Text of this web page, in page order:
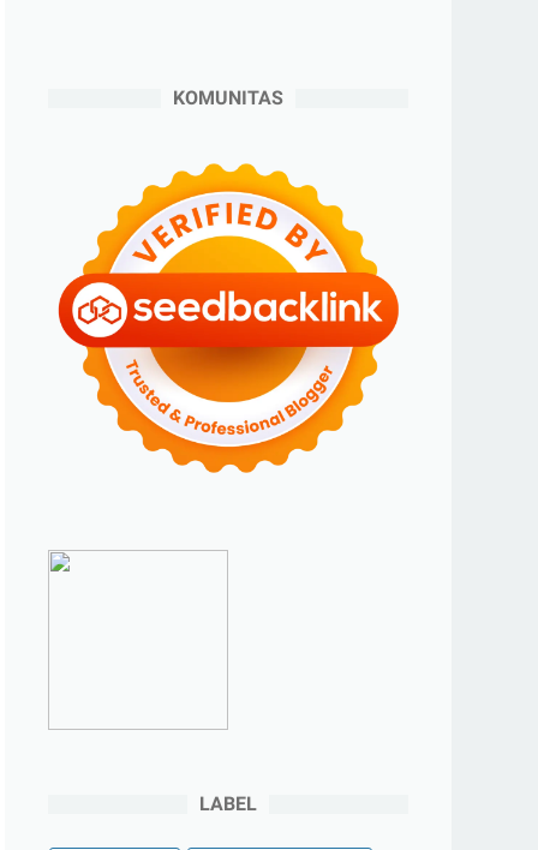
(2)
Maret 2024(2)
►
Februari 2024(6)
►Januari 2024(2)
►2023(70)
►Desember 2023(5)
►November 2023
(6)
►Oktober 2023(6)
September 2023(4)
KOMUNITAS
LABEL